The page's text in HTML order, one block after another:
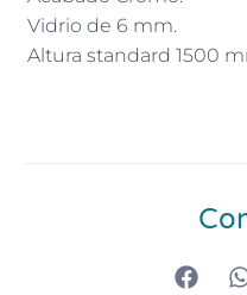
Vidrio de 6 mm.
Altura standard 1500